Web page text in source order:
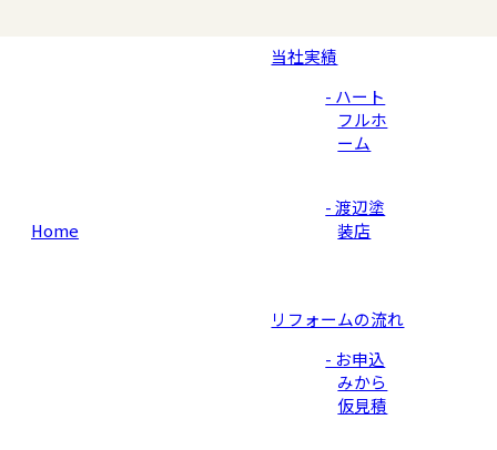
Home
当社実績
- ハート
フルホ
ーム
- 渡辺塗
装店
リフォームの流れ
- お申込
みから
仮見積